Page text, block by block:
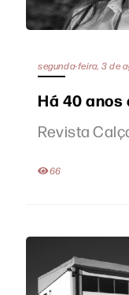
segunda-feira, 3 de
Há 40
Revista
66